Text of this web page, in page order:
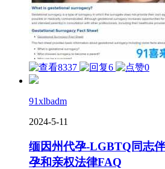
8337 6 0
91xlbadm
2024-5-11
缅因州代孕-LGBTQ同志
孕和亲权法律FAQ